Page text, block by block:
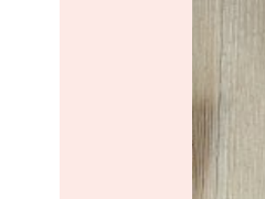
Echtscheiding